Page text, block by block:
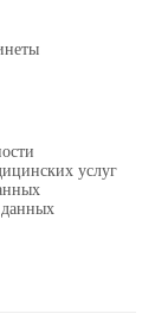
услуг
данных